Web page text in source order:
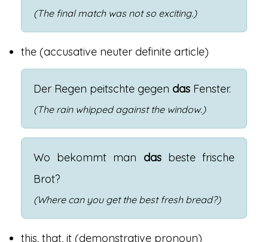
(The final match was not so exciting.)
the (accusative neuter definite article)
Der Regen peitschte gegen das Fenster.
(The rain whipped against the window.)
Wo bekommt man das beste frische
Brot?
(Where can you get the best fresh bread?)
this, that, it (demonstrative pronoun)